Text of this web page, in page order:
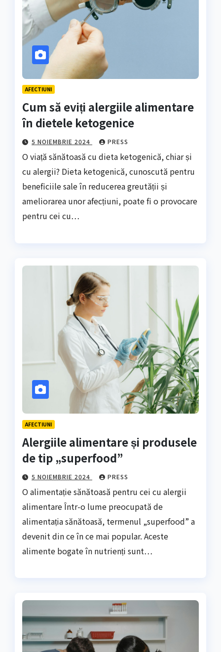
AFECTIUNI
Cum să eviți alergiile alimentare
în dietele ketogenice
5 NOIEMBRIE 2024 PRESS
O viață sănătoasă cu dieta ketogenică, chiar și
cu alergii? Dieta ketogenică, cunoscută pentru
beneficiile sale în reducerea greutății și
ameliorarea unor afecțiuni, poate fi o provocare
pentru cei cu…
AFECTIUNI
Alergiile alimentare și produsele
de tip „superfood”
5 NOIEMBRIE 2024 PRESS
O alimentație sănătoasă pentru cei cu alergii
alimentare Într-o lume preocupată de
alimentația sănătoasă, termenul „superfood” a
devenit din ce în ce mai popular. Aceste
alimente bogate în nutrienți sunt…